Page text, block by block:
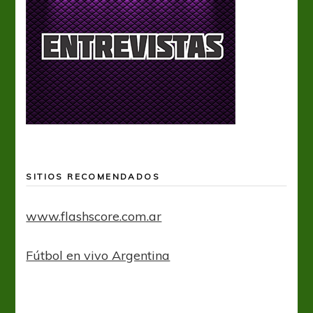
SITIOS RECOMENDADOS
www.flashscore.com.ar
Fútbol en vivo Argentina